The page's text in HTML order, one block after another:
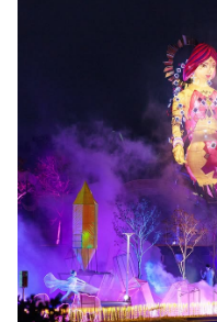
FB、IG、微博及臺中觀
taichungtravels #travel
#taichung
風景 #台中 #大玩台中
#台中旅遊‌‌‌ #櫻花季 ＃